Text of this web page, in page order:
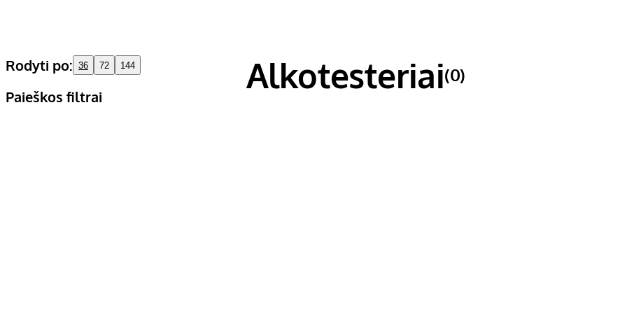
Rodyti po: 36 72 144
Paieškos filtrai
Alkotesteriai(0)